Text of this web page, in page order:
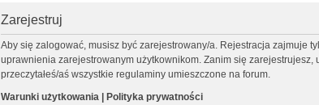
Zarejestruj
Aby się zalogować, musisz być zarejestrowany/a. Rejestracja zajmuje
uprawnienia zarejestrowanym użytkownikom. Zanim się
przeczytałeś/aś wszystkie regulaminy umieszczone na forum.
Warunki użytkowania
Polityka prywatności